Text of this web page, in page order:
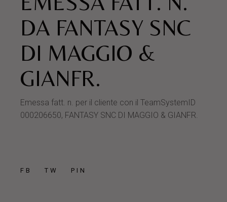
DA FANTASY SNC
DI MAGGIO &
GIANFR.
Emessa fatt. n. per il cliente con il TeamSystemID
000206650, FANTASY SNC DI MAGGIO & GIANFR.
FB TW PIN